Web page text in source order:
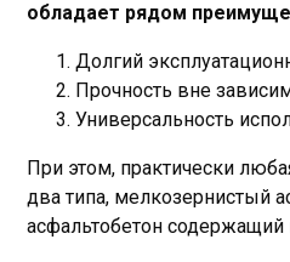
обладает рядом
Долгий
Прочность вне
Универсальность
При этом, практически
два типа, мелкозернистый
асфальтобетон